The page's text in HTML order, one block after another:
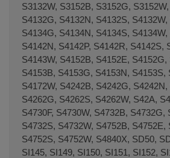
S3132W, S3152B, S3152G,
S4132G, S4132N, S4132S, S4132W,
S4134G, S4134N, S4134S,
S4142N, S4142P, S4142R, S4142S,
S4143W, S4152B, S4152E, S4152G,
S4153B, S4153G, S4153N, S4153S,
S4172W, S4242B, S4242G,
S4262G, S4262S, S4262W, S42A,
S4730F, S4730W, S4732B, S4732G,
S4732S, S4732W, S4752B, S4752E,
S4752S, S4752W, S4840X, SD50,
SI145, SI149, SI150, SI151, SI152,